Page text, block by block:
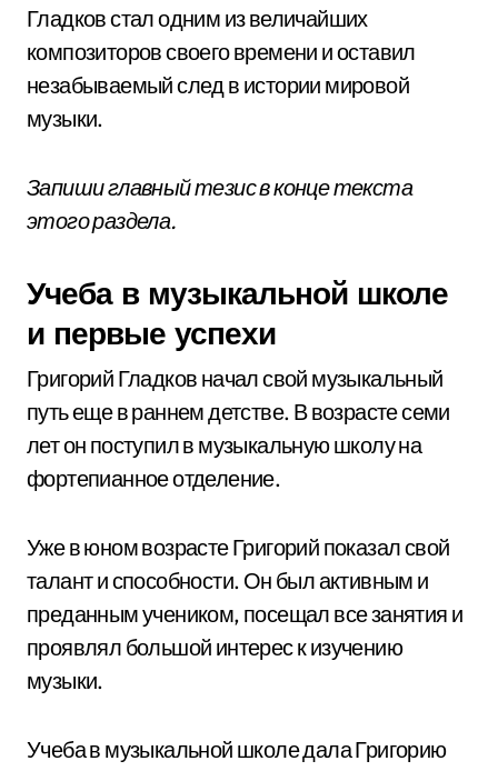
Гладков стал одним из величайших
композиторов своего времени и оставил
незабываемый след в истории мировой
музыки.
Запиши главный тезис в конце текста
этого раздела.
Учеба в музыкальной школе
и первые успехи
Григорий Гладков начал свой музыкальный
путь еще в раннем детстве. В возрасте семи
лет он поступил в музыкальную школу на
фортепианное отделение.
Уже в юном возрасте Григорий показал свой
талант и способности. Он был активным и
преданным учеником, посещал все занятия и
проявлял большой интерес к изучению
музыки.
Учеба в музыкальной школе дала Григорию